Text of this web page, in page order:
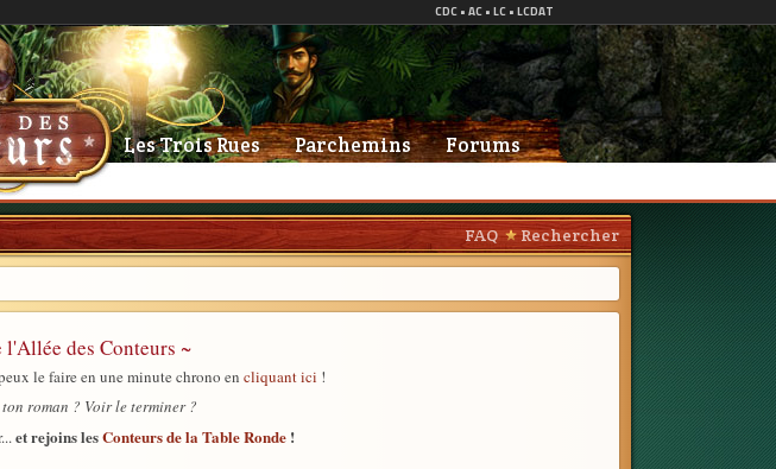
Les Trois Rues Parchemins Forums
FAQ Rechercher
des Conteurs ~
le faire en une minute chrono en cliquant ici !
roman ? Voir le terminer ?
et rejoins lesConteurs de la Table Ronde !